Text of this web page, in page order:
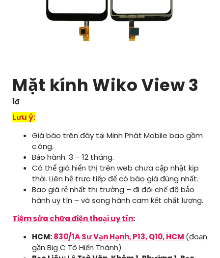
Mặt kính Wiko View 3
1₫
Lưu ý:
Giá báo trên đây tại Minh Phát Mobile bao gồm
c.ông.
Bảo hành: 3 – 12 tháng.
Có thể giá hiển thị trên web chưa cập nhật kịp
thời. Liên hệ trực tiếp để có báo giá đúng nhất.
Bao giá rẻ nhất thị trường – đi đôi chế độ bảo
hành uy tín – và song hành cam kết chất lượng.
Tiệm sửa chữa điện thoại uy tín:
HCM:830/1A Sư Vạn Hạnh, P13, Q10, HCM (đoạn
gần Big C Tô Hiến Thành)